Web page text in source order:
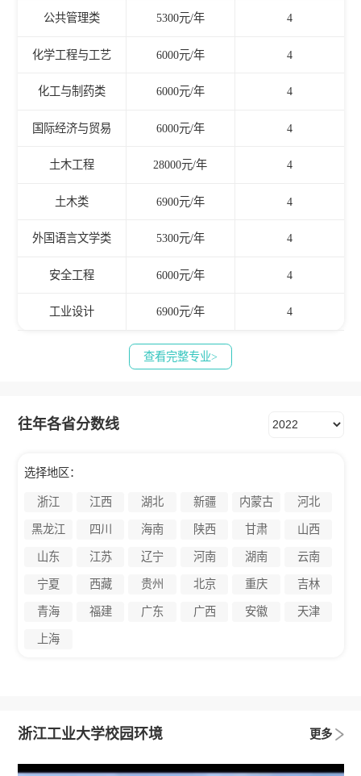
公共管理类 5300元/年 4
化学工程与工艺 6000元/年 4
化工与制药类 6000元/年 4
国际经济与贸易 6000元/年 4
土木工程 28000元/年 4
土木类 6900元/年 4
外国语言文学类 5300元/年 4
安全工程 6000元/年 4
工业设计 6900元/年 4
查看完整专业>
往年各省分数线
选择地区：
浙江 江西 湖北 新疆 内蒙古 河北
黑龙江 四川 海南 陕西 甘肃 山西
山东 江苏 辽宁 河南 湖南 云南
宁夏 西藏 贵州 北京 重庆 吉林
青海 福建 广东 广西 安徽 天津
上海
浙江工业大学校园环境 更多